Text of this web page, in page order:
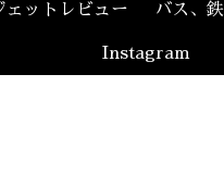
ェットレビュー バス、
Instagram